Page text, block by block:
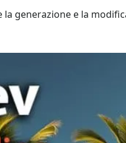
generazione e la